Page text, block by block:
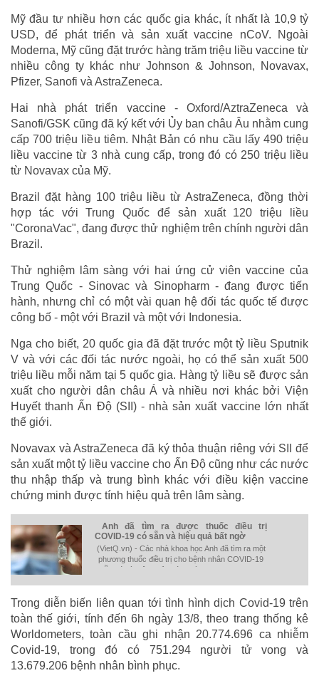
Mỹ đầu tư nhiều hơn các quốc gia khác, ít nhất là 10,9 tỷ
USD, để phát triển và sản xuất vaccine nCoV. Ngoài
Moderna, Mỹ cũng đặt trước hàng trăm triệu liều vaccine từ
nhiều công ty khác như Johnson & Johnson, Novavax,
Pfizer, Sanofi và AstraZeneca.
Hai nhà phát triển vaccine - Oxford/AztraZeneca và
Sanofi/GSK cũng đã ký kết với Ủy ban châu Âu nhằm cung
cấp 700 triệu liều tiêm. Nhật Bản có nhu cầu lấy 490 triệu
liều vaccine từ 3 nhà cung cấp, trong đó có 250 triệu liều
từ Novavax của Mỹ.
Brazil đặt hàng 100 triệu liều từ AstraZeneca, đồng thời
hợp tác với Trung Quốc để sản xuất 120 triệu liều
"CoronaVac", đang được thử nghiệm trên chính người dân
Brazil.
Thử nghiệm lâm sàng với hai ứng cử viên vaccine của
Trung Quốc - Sinovac và Sinopharm - đang được tiến
hành, nhưng chỉ có một vài quan hệ đối tác quốc tế được
công bố - một với Brazil và một với Indonesia.
Nga cho biết, 20 quốc gia đã đặt trước một tỷ liều Sputnik
V và với các đối tác nước ngoài, họ có thể sản xuất 500
triệu liều mỗi năm tại 5 quốc gia. Hàng tỷ liều sẽ được sản
xuất cho người dân châu Á và nhiều nơi khác bởi Viện
Huyết thanh Ấn Độ (SII) - nhà sản xuất vaccine lớn nhất
thế giới.
Novavax và AstraZeneca đã ký thỏa thuận riêng với SII để
sản xuất một tỷ liều vaccine cho Ấn Độ cũng như các nước
thu nhập thấp và trung bình khác với điều kiện vaccine
chứng minh được tính hiệu quả trên lâm sàng.
Anh đã tìm ra được thuốc điều trị
COVID-19 có sẵn và hiệu quả bất ngờ
(VietQ.vn) - Các nhà khoa học Anh đã tìm ra một
phương thuốc điều trị cho bệnh nhân COVID-19
sẵn có và hiệu quả. Các nhà khoa học hy vọng
Trong diễn biến liên quan tới tình hình dịch Covid-19 trên
toàn thế giới, tính đến 6h ngày 13/8, theo trang thống kê
Worldometers, toàn cầu ghi nhận 20.774.696 ca nhiễm
Covid-19, trong đó có 751.294 người tử vong và
13.679.206 bệnh nhân bình phục.